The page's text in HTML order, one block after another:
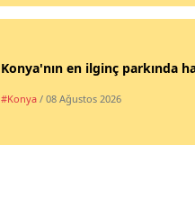
Konya'nın en ilginç parkında
#Konya / 08 Ağustos 2026